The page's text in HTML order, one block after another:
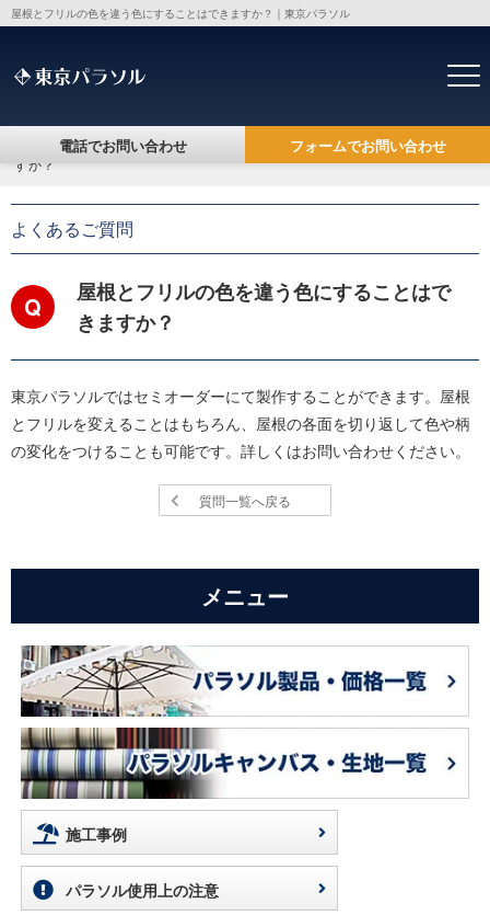
屋根とフリルの色を違う色にすることはできますか？｜東京パラソル
電話でお問い合わせ フォームでお問い合わせ
>よくあるご質問> 屋根とフリルの色を違う色にすることはできま
すか？
よくあるご質問
Q
屋根とフリルの色を違う色にすることはで
きますか？
東京パラソルではセミオーダーにて製作することができます。屋根
とフリルを変えることはもちろん、屋根の各面を切り返して色や柄
の変化をつけることも可能です。詳しくはお問い合わせください。
質問一覧へ戻る
メニュー
施工事例
パラソル使用上の注意